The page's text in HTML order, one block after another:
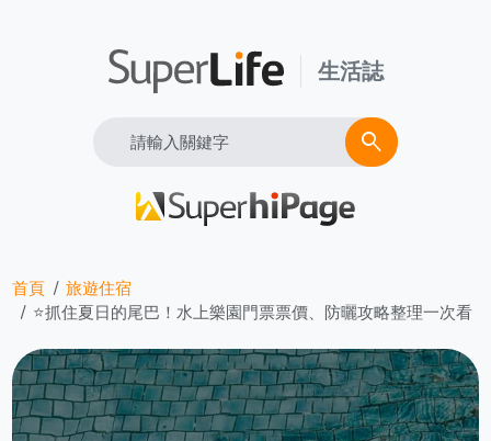
生活誌
Search search
首頁
旅遊住宿
⭐抓住夏日的尾巴！水上樂園門票票價、防曬攻略整理一次看